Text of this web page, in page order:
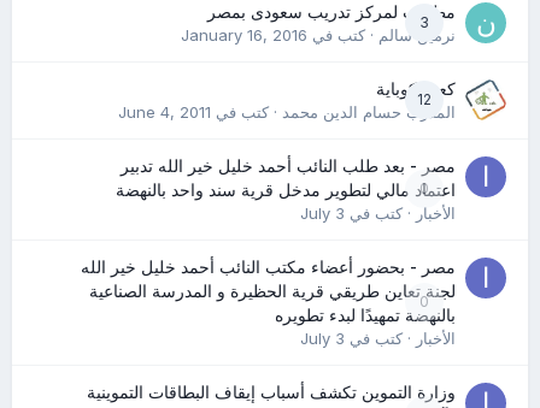
3
مطلوب لمركز تدريب سعودى بمصر
نرمين سالم· كتب في January 16, 2016
12
كعب كوباية
المدرب حسام الدين محمد· كتب في June 4, 2011
0
مصر - بعد طلب النائب أحمد خليل خير الله تدبير
اعتماد مالي لتطوير مدخل قرية سند واحد بالنهضة
الأخبار· كتب في July 3
0
مصر - بحضور أعضاء مكتب النائب أحمد خليل خير الله
لجنة تعاين طريقي قرية الحظيرة و المدرسة الصناعية
بالنهضة تمهيدًا لبدء تطويره
الأخبار· كتب في July 3
وزارة التموين تكشف أسباب إيقاف البطاقات التموينية